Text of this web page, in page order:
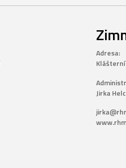
Adresa:
Klášterní
Jirka